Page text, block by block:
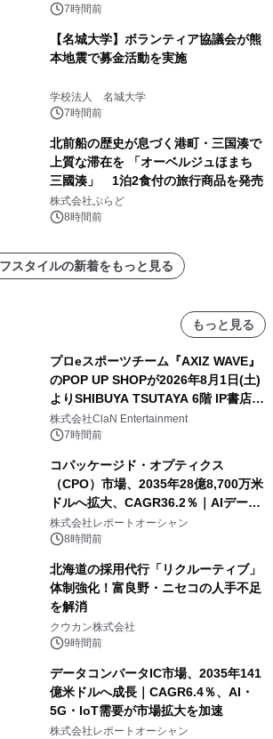
7時間前
【名城大学】ボランティア協議会が熊
本地震で募金活動を実施
学校法人 名城大学
7時間前
北前船の歴史が息づく港町・三国湊で
上質な滞在を 「オーベルジュほまち
三國湊」 1泊2食付の旅行商品を発売
株式会社ぷらど
8時間前
スタイルの新着をもっと見る
もっと見る
プロeスポーツチーム『AXIZ WAVE』
のPOP UP SHOPが2026年8月1日(土)
よりSHIBUYA TSUTAYA 6階 IP書店で
開催決定！！
株式会社ClaN Entertainment
7時間前
コパッケージド・オプティクス
（CPO）市場、2035年28億8,700万米
ドルへ拡大、CAGR36.2％｜AIデータ
センター・高速光通信需要が成長を加
速
株式会社レポートオーシャン
8時間前
北海道の採用代行「リクルーティブ」
体制強化！富良野・ニセコの人手不足
を解消
クウカン株式会社
9時間前
データコンバータIC市場、2035年141
億米ドルへ成長｜CAGR6.4％、AI・
5G・IoT需要が市場拡大を加速
株式会社レポートオーシャン